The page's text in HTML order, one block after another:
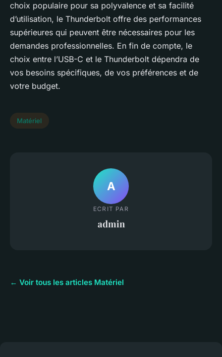
choix populaire pour sa polyvalence et sa facilité
d’utilisation, le Thunderbolt offre des performances
supérieures qui peuvent être nécessaires pour les
demandes professionnelles. En fin de compte, le
choix entre l’USB-C et le Thunderbolt dépendra de
vos besoins spécifiques, de vos préférences et de
votre budget.
Matériel
A
ECRIT PAR
admin
← Voir tous les articles Matériel